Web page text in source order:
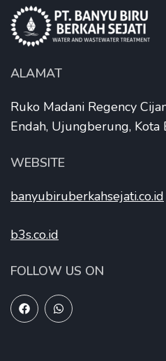
ALAMAT
Ruko Madani Regency
Endah, Ujungberung,
WEBSITE
banyubiruberkahsejati.co.id
b3s.co.id
FOLLOW US ON